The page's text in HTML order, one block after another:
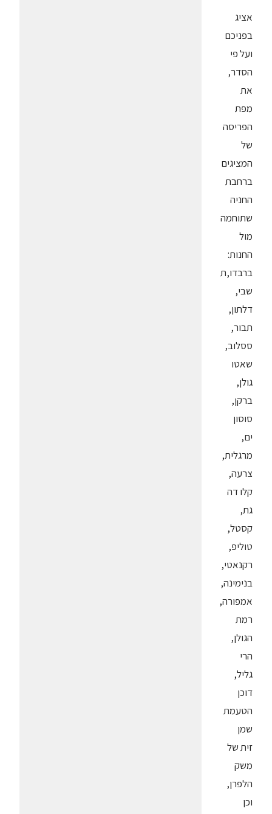
אציג
בפניכם
ועל פי
הסדר,
את
מפת
הפריסה
של
המציגים
ברחבת
החניה
שתוחמה
מול
החנות:
ברבדו,ת
שבי,
דלתון,
תבור,
ססלוב,
שאטו
גולן,
ברקן,
סוסון
ים,
מרגלית,
צרעה,
קלו דה
גת,
קסטל,
טוליפ,
רקנאטי,
בנימינה,
אמפורה,
רמת
הגולן,
הרי
גליל,
דוכן
הטעמת
שמן
זית של
משק
הלפרן,
וכן